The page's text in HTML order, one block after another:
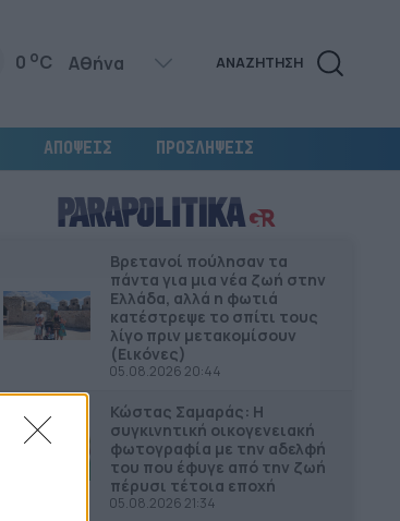
0 oC ΑΝΑΖΗΤΗΣΗ
ΑΠΟΨΕΙΣ ΠΡΟΣΛΗΨΕΙΣ
Βρετανοί πούλησαν τα
πάντα για μια νέα ζωή στην
Ελλάδα, αλλά η φωτιά
κατέστρεψε το σπίτι τους
λίγο πριν μετακομίσουν
(Εικόνες)
05.08.2026 20:44
Κώστας Σαμαράς: Η
συγκινητική οικογενειακή
φωτογραφία με την αδελφή
του που έφυγε από την ζωή
πέρυσι τέτοια εποχή
05.08.2026 21:34